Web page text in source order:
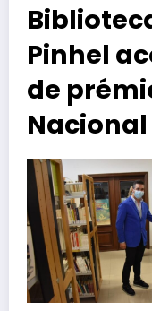
Pinhel
de
Nacional